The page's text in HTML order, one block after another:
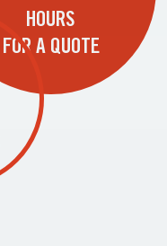
HOURS
FOR A QUOTE